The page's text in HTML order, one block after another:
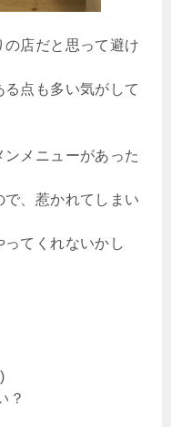
の店だと思って避け
点も多い気がして
メニューがあった
、惹かれてしまい
てくれないかし
？